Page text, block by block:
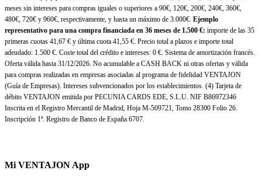
meses sin intereses para compras iguales o superiores a 90€, 120€, 200€, 240€, 360€,
480€, 720€ y 960€, respectivamente, y hasta un máximo de 3.000€. Ejemplo
representativo para una compra financiada en 36 meses de 1.500 €: importe de las 35
primeras cuotas 41,67 € y última cuota 41,55 €. Precio total a plazos e importe total
adeudado: 1.500 €. Coste total del crédito e intereses: 0 €. Sistema de amortización francés.
Oferta válida hasta 31/12/2026. No acumulable a CASH BACK ni otras ofertas y válida
para compras realizadas en empresas asociadas al programa de fidelidad VENTAJON
(Guía de Empresas). Intereses subvencionados por los establecimientos. (4) Tarjeta de
débito VENTAJON emitida por PECUNIA CARDS EDE, S.L.U. NIF B86972346
Inscrita en el Registro Mercantil de Madrid, Hoja M-509721, Tomo 28300 Folio 26.
Inscripción 1ª. Registro de Banco de España 6707.
Mi VENTAJON App